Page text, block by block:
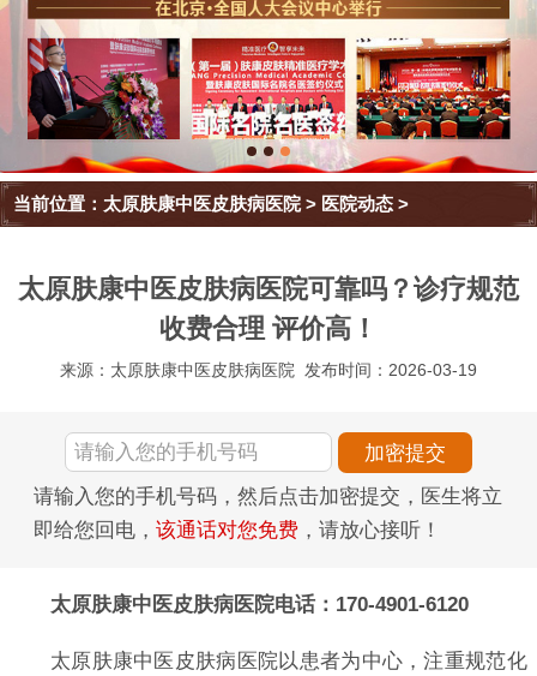
当前位置： 太原肤康中医皮肤病医院> 医院动态 >
太原肤康中医皮肤病医院可靠吗？诊疗规范
收费合理 评价高！
来源：太原肤康中医皮肤病医院 发布时间：2026-03-19
请输入您的手机号码，然后点击加密提交，医生将立
即给您回电， 该通话对您免费 ，请放心接听！
太原肤康中医皮肤病医院电话：170-4901-6120
太原肤康中医皮肤病医院以患者为中心，注重规范化